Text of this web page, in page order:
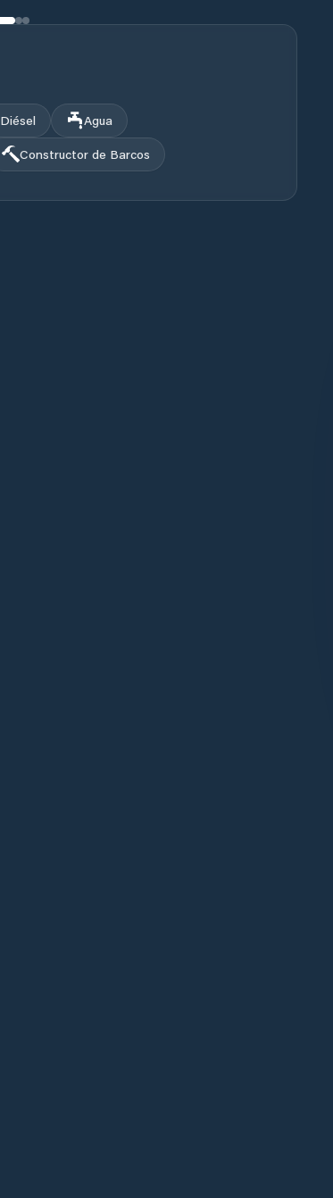
Diésel
Agua
Constructor de Barcos